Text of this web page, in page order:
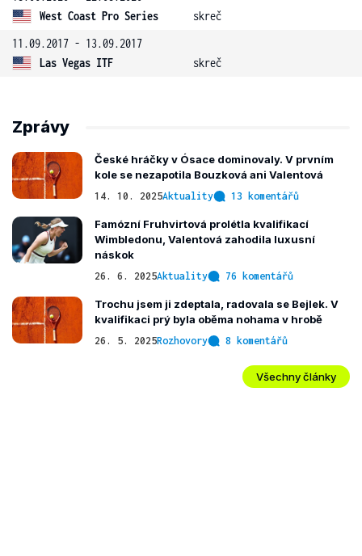
West Coast Pro Series
skreč
11.09.2017 - 13.09.2017
Las Vegas ITF
skreč
Zprávy
České hráčky v Ósace dominovaly. V prvním
kole se nezapotila Bouzková ani Valentová
14. 10. 2025Aktuality 13 komentářů
Famózní Fruhvirtová prolétla kvalifikací
Wimbledonu, Valentová zahodila luxusní
náskok
26. 6. 2025Aktuality 76 komentářů
Trochu jsem ji zdeptala, radovala se Bejlek. V
kvalifikaci prý byla oběma nohama v hrobě
26. 5. 2025Rozhovory 8 komentářů
Všechny články